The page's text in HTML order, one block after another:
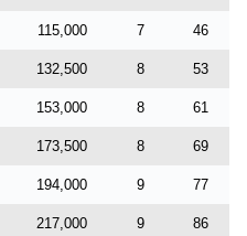
115,000 7 46
132,500 8 53
153,000 8 61
173,500 8 69
194,000 9 77
217,000 9 86